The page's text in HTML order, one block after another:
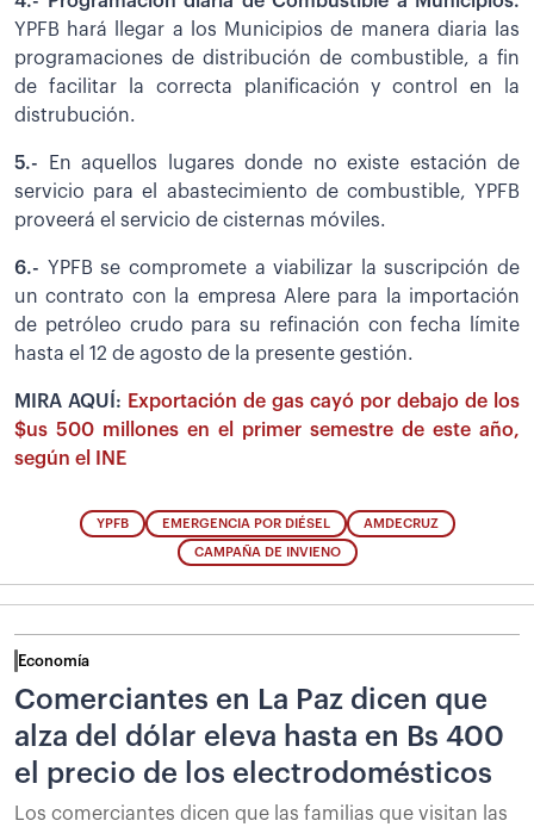
YPFB hará llegar a los Municipios de manera diaria las
programaciones de distribución de combustible, a fin
de facilitar la correcta planificación y control en la
distrubución.
5.- En aquellos lugares donde no existe estación de
servicio para el abastecimiento de combustible, YPFB
proveerá el servicio de cisternas móviles.
6.- YPFB se compromete a viabilizar la suscripción de
un contrato con la empresa Alere para la importación
de petróleo crudo para su refinación con fecha límite
hasta el 12 de agosto de la presente gestión.
MIRA AQUÍ: Exportación de gas cayó por debajo de los
$us 500 millones en el primer semestre de este año,
según el INE
YPFB EMERGENCIA POR DIÉSEL AMDECRUZ
CAMPAÑA DE INVIENO
Economía
Comerciantes en La Paz dicen que
alza del dólar eleva hasta en Bs 400
el precio de los electrodomésticos
Los comerciantes dicen que las familias que visitan las